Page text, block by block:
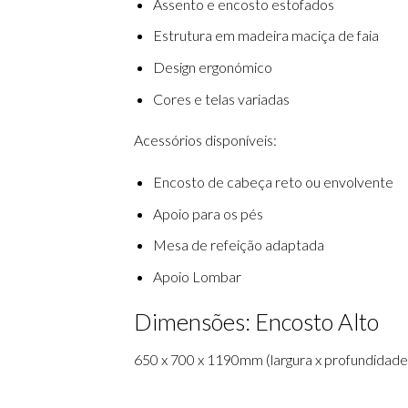
Assento e encosto estofados
Estrutura em madeira maciça de faia
Design ergonómico
Cores e telas variadas
Acessórios disponíveis:
Encosto de cabeça reto ou envolvente
Apoio para os pés
Mesa de refeição adaptada
Apoio Lombar
Dimensões: Encosto Alto
650 x 700 x 1190mm (largura x